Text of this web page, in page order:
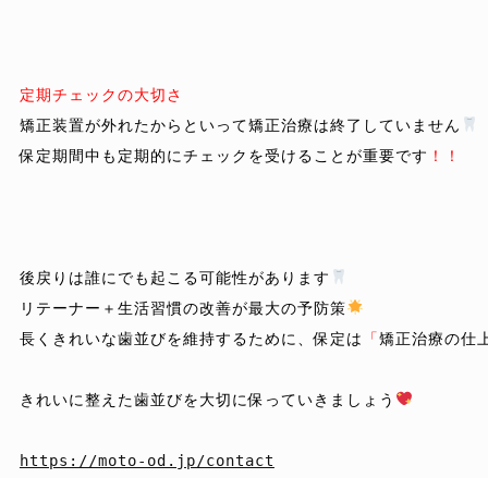
定期チェックの大切さ
矯正装置が外れたからといって矯正治療は終了していません
保定期間中も定期的にチェックを受けることが重要です ！！
後戻りは誰にでも起こる可能性があります
リテーナー＋生活習慣の改善が最大の予防策
長くきれいな歯並びを維持するために、保定は
「矯正治療の仕
きれいに整えた歯並びを大切に保っていきましょう
https://moto-od.jp/contact